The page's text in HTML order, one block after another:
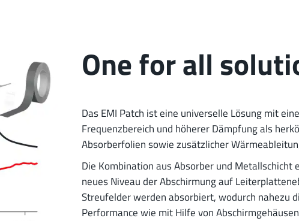
One for all
Das EMI Patch ist eine universelle Lösung mit
Frequenzbereich und höherer Dämpfung als
Absorberfolien sowie zusätzlicher
Die Kombination aus Absorber und Metallschicht
neues Niveau der Abschirmung auf
Streufelder werden absorbiert, wodurch nahezu
Performance wie mit Hilfe von